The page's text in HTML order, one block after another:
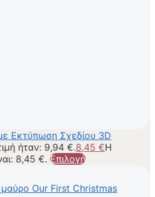
Εκτύπωση Σχεδίου 3D
ήταν: 9,94 €.8,45 €Η
8,45 €. Επιλογή